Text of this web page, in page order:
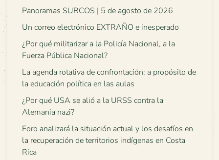
Panoramas SURCOS | 5 de agosto de 2026
Un correo electrónico EXTRAÑO e inesperado
¿Por qué militarizar a la Policía Nacional, a la
Fuerza Pública Nacional?
La agenda rotativa de confrontación: a propósito de
la educación política en las aulas
¿Por qué USA se alió a la URSS contra la
Alemania nazi?
Foro analizará la situación actual y los desafíos en
la recuperación de territorios indígenas en Costa
Rica